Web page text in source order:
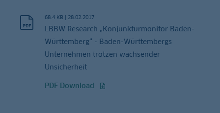
68.4 KB | 28.02.2017
LBBW Research „Konjunkturmonitor Baden-
Württemberg“ - Baden-Württembergs
Unternehmen trotzen wachsender
Unsicherheit
PDF Download